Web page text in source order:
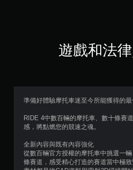
遊戲和法
準備好體驗摩托車迷至今所能獲得的
RIDE 4中數百輛的摩托車、數十條賽
感，將點燃您的競速之魂。
全新內容與既有內容強化
從數百輛官方授權的摩托車中挑選一
條賽道，感受精心打造的賽道當中極